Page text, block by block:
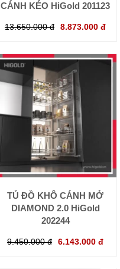
CÁNH KÉO HiGold 201123
13.650.000 đ 8.873.000 đ
TỦ ĐỒ KHÔ CÁNH MỞ
DIAMOND 2.0 HiGold
202244
9.450.000 đ 6.143.000 đ